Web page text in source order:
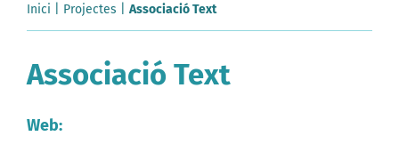
Clients
Inici Projectes Associació Text
Associació Text
Web: